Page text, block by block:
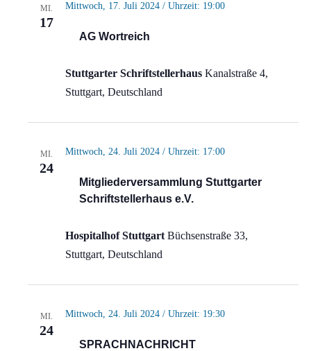
MI.
17
AG Wortreich
Mittwoch, 17. Juli 2024 / Uhrzeit: 19:00
Stuttgarter Schriftstellerhaus Kanalstraße 4,
Stuttgart, Deutschland
MI.
24
Mitgliederversammlung Stuttgarter
Schriftstellerhaus e.V.
Mittwoch, 24. Juli 2024 / Uhrzeit: 17:00
Hospitalhof Stuttgart Büchsenstraße 33,
Stuttgart, Deutschland
MI.
24
SPRACHNACHRICHT
Mittwoch, 24. Juli 2024 / Uhrzeit: 19:30